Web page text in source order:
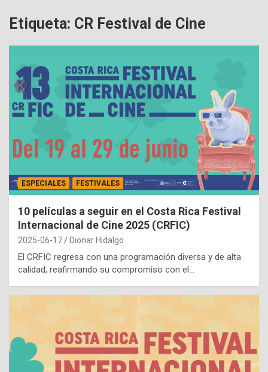
Etiqueta: CR Festival de Cine
ESPECIALES FESTIVALES
10 películas a seguir en el Costa Rica Festival
Internacional de Cine 2025 (CRFIC)
2025-06-17 Dionar Hidalgo
El CRFIC regresa con una programación diversa y de alta
calidad, reafirmando su compromiso con el…